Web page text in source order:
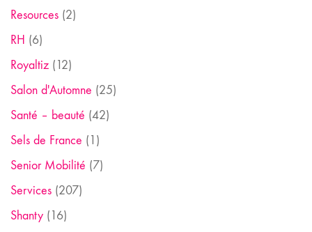
Resources (2)
RH (6)
Royaltiz (12)
Salon d'Automne (25)
Santé – beauté (42)
Sels de France (1)
Senior Mobilité (7)
Services (207)
Shanty (16)